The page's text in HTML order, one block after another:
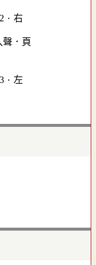
．右
．左